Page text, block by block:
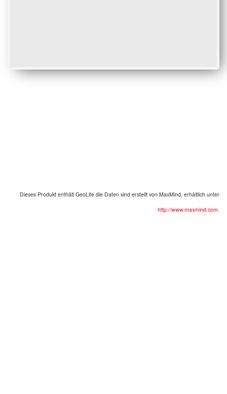
Dieses Produkt enthält GeoLite die Daten sind erstellt von MaxMind erhältlich unter
http://www.maxmind.com